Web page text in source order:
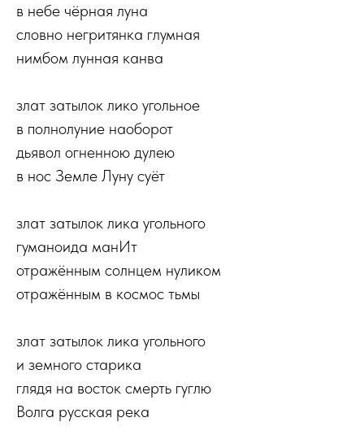
в небе чёрная луна
словно негритянка глумная
нимбом лунная канва
злат затылок лико угольное
в полнолуние наоборот
дьявол огненною дулею
в нос Земле Луну суёт
злат затылок лика угольного
гуманоида манИт
отражённым солнцем нуликом
отражённым в космос тьмы
злат затылок лика угольного
и земного старика
глядя на восток смерть гуглю
Волга русская река